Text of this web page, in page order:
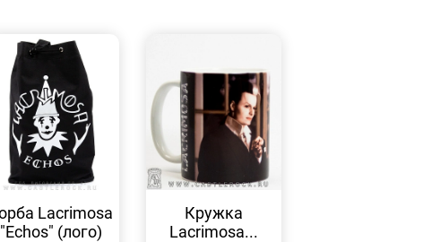
ПРОСМОТР
Lacrimosa
"Echos" (лого)
Кружка
Lacrimosa...